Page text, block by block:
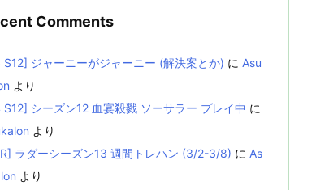
Comments
S12] ジャーニーがジャーニー (解決案とか) に Asu
より
S12] シーズン12 血宴殺戮 ソーサラー プレイ中 に
より
ラダーシーズン13 週間トレハン (3/2-3/8) に As
より